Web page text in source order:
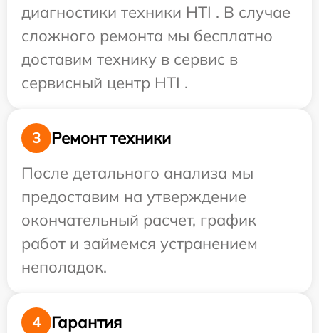
диагностики техники HTI . В случае
сложного ремонта мы бесплатно
доставим технику в сервис в
сервисный центр HTI .
3
Ремонт техники
После детального анализа мы
предоставим на утверждение
окончательный расчет, график
работ и займемся устранением
неполадок.
4
Гарантия